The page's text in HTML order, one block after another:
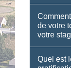
de votre
votre
Quel est